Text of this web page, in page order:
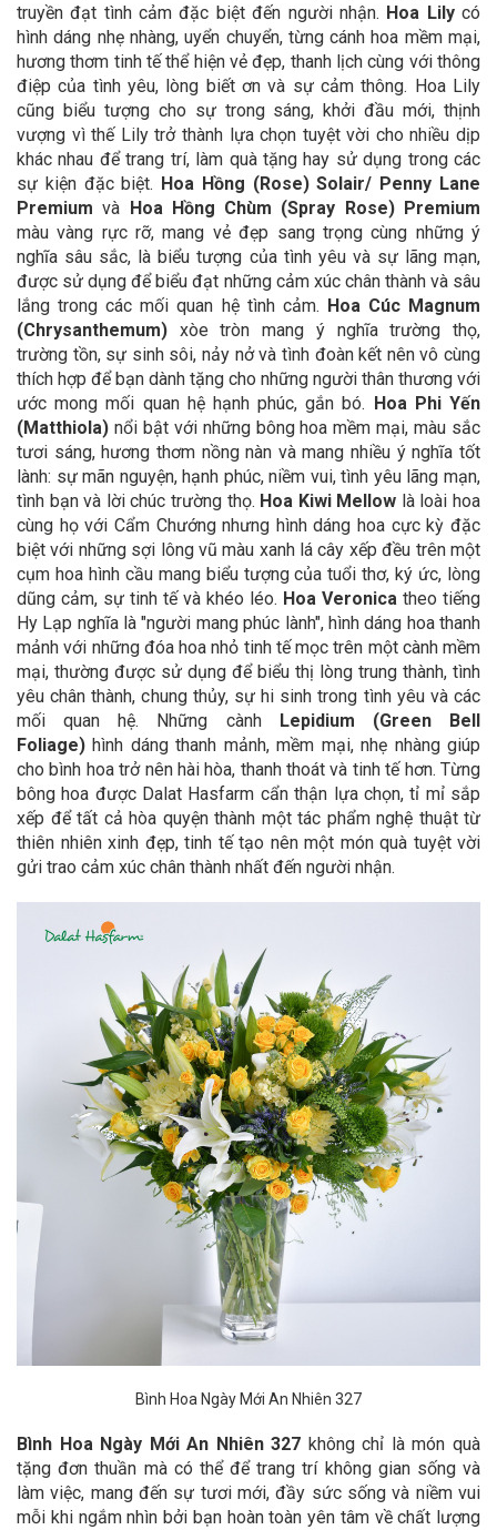
truyền đạt tình cảm đặc biệt đến người nhận. Hoa Lilycó
hình dáng nhẹ nhàng, uyển chuyển, từng cánh hoa mềm mại,
hương thơm tinh tế thể hiện vẻ đẹp, thanh lịch cùng với thông
điệp của tình yêu, lòng biết ơn và sự cảm thông. Hoa Lily
cũng biểu tượng cho sự trong sáng, khởi đầu mới, thịnh
vượng vì thế Lily trở thành lựa chọn tuyệt vời cho nhiều dịp
khác nhau để trang trí, làm quà tặng hay sử dụng trong các
sự kiện đặc biệt. Hoa Hồng (Rose) Solair/ Penny Lane
Premium và Hoa Hồng Chùm (Spray Rose) Premium
màu vàng rực rỡ, mang vẻ đẹp sang trọng cùng những ý
nghĩa sâu sắc, là biểu tượng của tình yêu và sự lãng mạn,
được sử dụng để biểu đạt những cảm xúc chân thành và sâu
lắng trong các mối quan hệ tình cảm. Hoa Cúc Magnum
(Chrysanthemum) xòe tròn mang ý nghĩa trường thọ,
trường tồn, sự sinh sôi, nảy nở và tình đoàn kết nên vô cùng
thích hợp để bạn dành tặng cho những người thân thương với
ước mong mối quan hệ hạnh phúc, gắn bó. Hoa Phi Yến
(Matthiola) nổi bật với những bông hoa mềm mại, màu sắc
tươi sáng, hương thơm nồng nàn và mang nhiều ý nghĩa tốt
lành: sự mãn nguyện, hạnh phúc, niềm vui, tình yêu lãng mạn,
tình bạn và lời chúc trường thọ. Hoa Kiwi Mellow là loài hoa
cùng họ với Cẩm Chướng nhưng hình dáng hoa cực kỳ đặc
biệt với những sợi lông vũ màu xanh lá cây xếp đều trên một
cụm hoa hình cầu mang biểu tượng của tuổi thơ, ký ức, lòng
dũng cảm, sự tinh tế và khéo léo. Hoa Veronica theo tiếng
Hy Lạp nghĩa là "người mang phúc lành", hình dáng hoa thanh
mảnh với những đóa hoa nhỏ tinh tế mọc trên một cành mềm
mại, thường được sử dụng để biểu thị lòng trung thành, tình
yêu chân thành, chung thủy, sự hi sinh trong tình yêu và các
mối quan hệ. Những cành Lepidium (Green Bell
Foliage) hình dáng thanh mảnh, mềm mại, nhẹ nhàng giúp
cho bình hoa trở nên hài hòa, thanh thoát và tinh tế hơn. Từng
bông hoa được Dalat Hasfarm cẩn thận lựa chọn, tỉ mỉ sắp
xếp để tất cả hòa quyện thành một tác phẩm nghệ thuật từ
thiên nhiên xinh đẹp, tinh tế tạo nên một món quà tuyệt vời
gửi trao cảm xúc chân thành nhất đến người nhận.
Bình Hoa Ngày Mới An Nhiên 327
Bình Hoa Ngày Mới An Nhiên 327 không chỉ là món quà
tặng đơn thuần mà có thể để trang trí không gian sống và
làm việc, mang đến sự tươi mới, đầy sức sống và niềm vui
mỗi khi ngắm nhìn bởi bạn hoàn toàn yên tâm về chất lượng